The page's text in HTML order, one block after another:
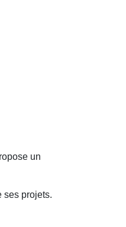
un
ses projets.